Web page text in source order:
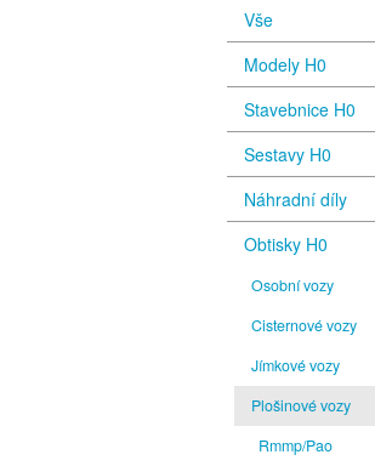
Vše
Modely H0
Stavebnice H0
Sestavy H0
Náhradní díly
Obtisky H0
Osobní vozy
Cisternové vozy
Jímkové vozy
Plošinové vozy
Rmmp/Pao